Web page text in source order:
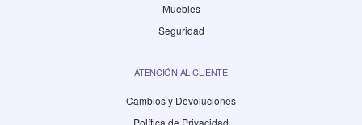
Muebles
Seguridad
ATENCIÓN AL CLIENTE
Cambios y Devoluciones
Política de Privacidad